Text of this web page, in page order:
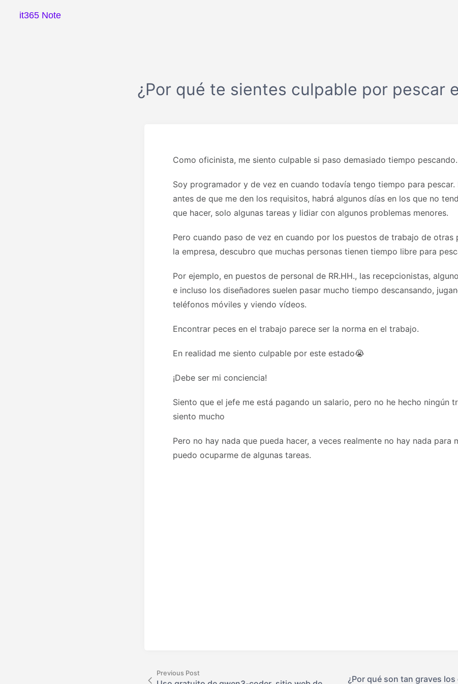
it365 Note
¿Por qué te sientes culpable por pescar
Como oficinista, me siento culpable si paso demasiado tiempo pescando.
Soy programador y de vez en cuando todavía tengo tiempo para pescar.
antes de que me den los requisitos, habrá algunos días en los que no
que hacer, solo algunas tareas y lidiar con algunos problemas menores.
Pero cuando paso de vez en cuando por los puestos de trabajo de otras
la empresa, descubro que muchas personas tienen tiempo libre para
Por ejemplo, en puestos de personal de RR.HH., las recepcionistas,
e incluso los diseñadores suelen pasar mucho tiempo descansando,
teléfonos móviles y viendo vídeos.
Encontrar peces en el trabajo parece ser la norma en el trabajo.
En realidad me siento culpable por este estado😭
¡Debe ser mi conciencia!
Siento que el jefe me está pagando un salario, pero no he hecho ningún
siento mucho
Pero no hay nada que pueda hacer, a veces realmente no hay nada para
puedo ocuparme de algunas tareas.
Previous Post
¿Por qué son tan graves